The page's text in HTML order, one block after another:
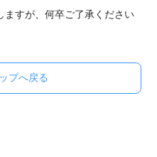
ますが、何卒ご了承ください
プへ戻る